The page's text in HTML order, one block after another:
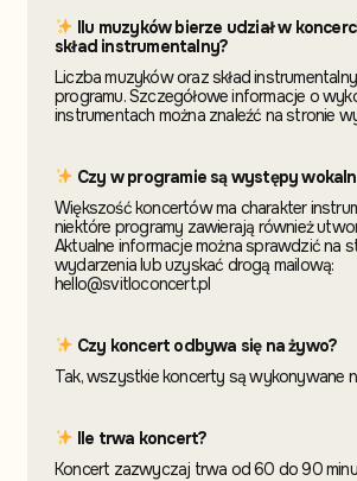
Ilu muzyków bierze udział w
skład instrumentalny?
Liczba muzyków oraz skład
programu. Szczegółowe informacje o
instrumentach można znaleźć na stronie
Czy w programie są występy
Większość koncertów ma charakter
niektóre programy zawierają również
Aktualne informacje można sprawdzić na
wydarzenia lub uzyskać drogą mailową:
hello@svitloconcert.pl
Czy koncert odbywa się na żywo?
Tak, wszystkie koncerty są wykonywane
Ile trwa koncert?
Koncert zazwyczaj trwa od 60 do 90